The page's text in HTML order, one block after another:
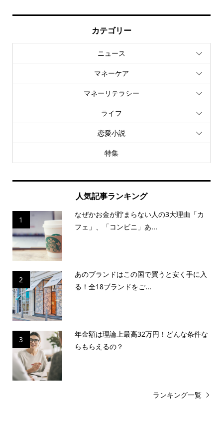
カテゴリー
ニュース
マネーケア
マネーリテラシー
ライフ
恋愛小説
特集
人気記事ランキング
1
なぜかお金が貯まらない人の3大理由「カ
フェ」、「コンビニ」あ...
2
あのブランドはこの国で買うと安く手に入
る！全18ブランドをご...
3
年金額は理論上最高32万円！どんな条件な
らもらえるの？
ランキング一覧